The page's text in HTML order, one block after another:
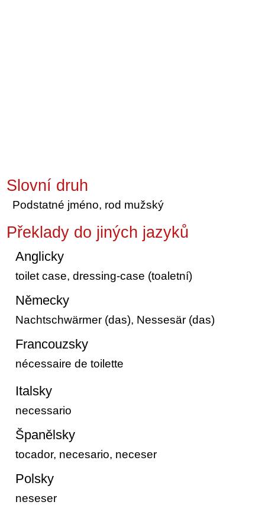
Slovní druh
Podstatné jméno, rod mužský
Překlady do jiných jazyků
Anglicky
toilet case, dressing-case (toaletní)
Německy
Nachtschwärmer (das), Nessesär (das)
Francouzsky
nécessaire de toilette
Italsky
necessario
Španělsky
tocador, necesario, neceser
Polsky
neseser